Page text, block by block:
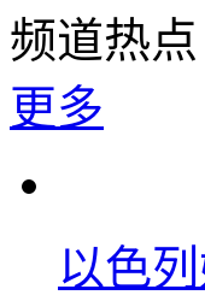
频道热点
更多
以色